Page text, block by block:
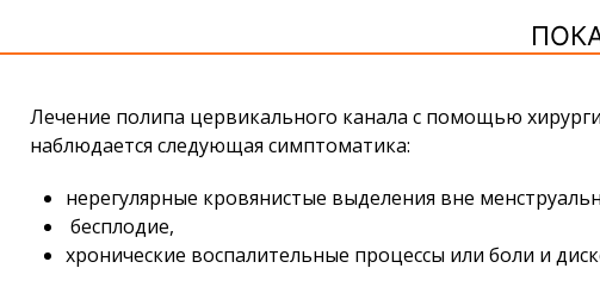
Лечение полипа цервикального канала с помощью
наблюдается следующая симптоматика:
нерегулярные кровянистые выделения вне
бесплодие,
хронические воспалительные процессы или боли и